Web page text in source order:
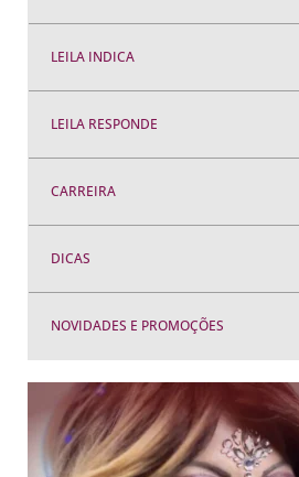
LEILA INDICA
LEILA RESPONDE
CARREIRA
DICAS
NOVIDADES E PROMOÇÕES